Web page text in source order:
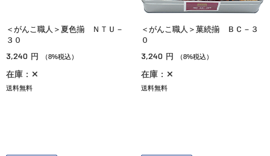
＜がんこ職人＞夏色揃 ＮＴＵ－
３０
3,240 円 （8%税込）
在庫：✕
送料無料
＜がんこ職人＞菓続揃 ＢＣ－３
０
3,240 円 （8%税込）
在庫：✕
送料無料